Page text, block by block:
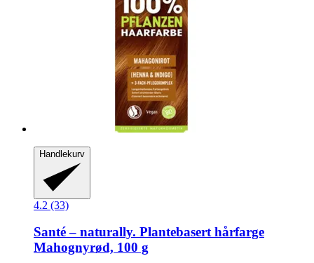
Handlekurv
4.2 (33)
Santé – naturally. Plantebasert hårfarge
Mahognyrød, 100 g